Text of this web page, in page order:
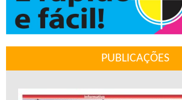
PUBLICAÇÕES